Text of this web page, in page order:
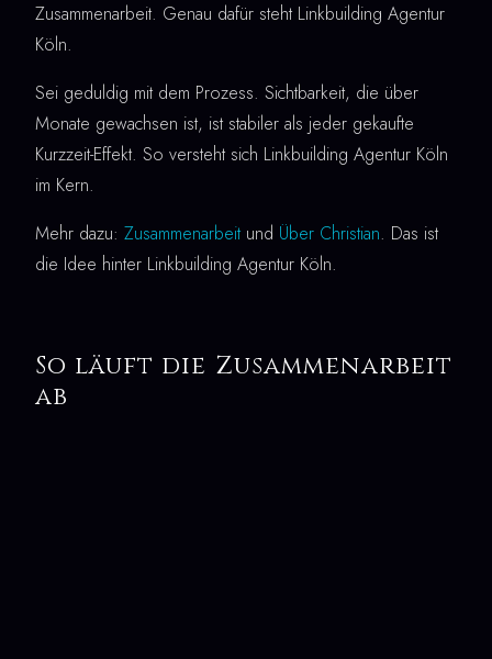
Zusammenarbeit. Genau dafür steht Linkbuilding Agentur
Köln.
Sei geduldig mit dem Prozess. Sichtbarkeit, die über
Monate gewachsen ist, ist stabiler als jeder gekaufte
Kurzzeit-Effekt. So versteht sich Linkbuilding Agentur Köln
im Kern.
Mehr dazu: Zusammenarbeit und Über Christian. Das ist
die Idee hinter Linkbuilding Agentur Köln.
So läuft die Zusammenarbeit
ab